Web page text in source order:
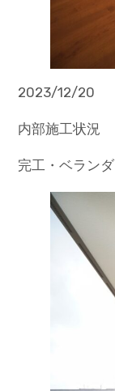
2023/12/20
内部施工状況
完工・ベランダ